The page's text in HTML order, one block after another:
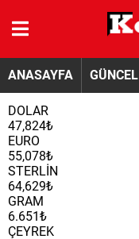
ANASAYFA GÜNCEL
DOLAR
47,824₺
EURO
55,078₺
STERLİN
64,629₺
GRAM
6.651₺
ÇEYREK